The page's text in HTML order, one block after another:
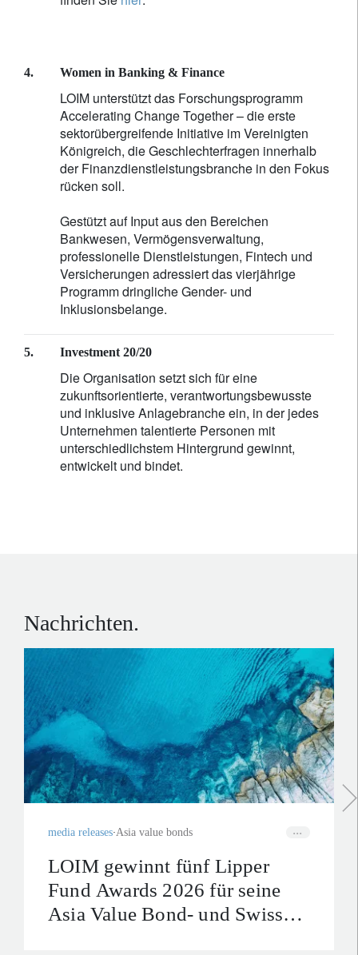
4. Women in Banking & Finance
LOIM unterstützt das Forschungsprogramm
Accelerating Change Together – die erste
sektorübergreifende Initiative im Vereinigten
Königreich, die Geschlechterfragen innerhalb
der Finanzdienstleistungsbranche in den Fokus
rücken soll.
Gestützt auf Input aus den Bereichen
Bankwesen, Vermögensverwaltung,
professionelle Dienstleistungen, Fintech und
Versicherungen adressiert das vierjährige
Programm dringliche Gender- und
Inklusionsbelange.
5. Investment 20/20
Die Organisation setzt sich für eine
zukunftsorientierte, verantwortungsbewusste
und inklusive Anlagebranche ein, in der jedes
Unternehmen talentierte Personen mit
unterschiedlichstem Hintergrund gewinnt,
entwickelt und bindet.
Nachrichten.
media releases Asia value bonds
LOIM gewinnt fünf Lipper
Fund Awards 2026 für seine
Asia Value Bond- und Swiss